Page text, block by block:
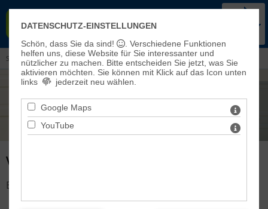
HAUSEN-SONDERSHAUSEN
Sie sind hier:Veranstaltungen und Aktuelles> Veranstaltungen
VERANSTALTUNG DETAILS
Es gibt keine Veranstaltung mit dieser ID!
DATENSCHUTZ-EINSTELLUNGEN
Schön, dass Sie da sind!
. Verschiedene Funktionen
helfen uns, diese Website für Sie interessanter und
nützlicher zu machen.
Bitte entscheiden Sie jetzt, was Sie
aktivieren möchten. Sie können mit Klick auf das Icon unten
links
jederzeit neu wählen.
Google Maps
YouTube